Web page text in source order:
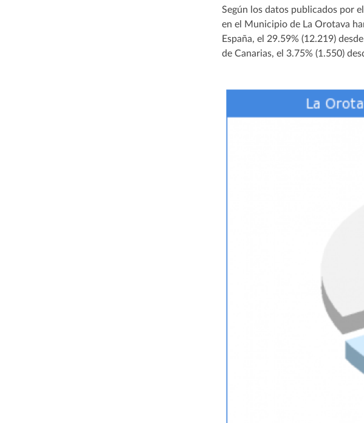
Según los datos publicados por
en el Municipio de La Orotava
España, el 29.59% (12.219)
de Canarias, el 3.75% (1.550)